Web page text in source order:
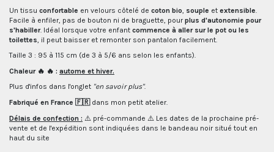
Un tissu confortable en velours côtelé de coton bio souple et extensible
Facile à enfiler, pas de bouton ni de braguette, pourplus d'autonomie pour
s'habiller. Idéal lorsque votre enfant commence à aller sur le pot ou les
toilettes , il peut baisser et remonter son pantalon facilement.
Taille 3 : 95 à 115 cm (de 3 à 5/6 ans selon les enfants).
Chaleur 🔥 🔥 : autome et hiver.
Plus d'infos dans l'onglet "en savoir plus".
Fabriqué en France 🇫🇷 dans mon petit atelier.
Délais de confection : ⚠️ pré-commande ⚠️ Les dates de la prochaine pré-
vente et de l'expédition sont indiquées dans le bandeau noir situé tout en
haut du site